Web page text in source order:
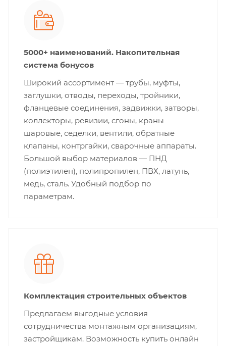
5000+ наименований. Накопительная
система бонусов
Широкий ассортимент — трубы, муфты,
заглушки, отводы, переходы, тройники,
фланцевые соединения, задвижки, затворы,
коллекторы, ревизии, сгоны, краны
шаровые, седелки, вентили, обратные
клапаны, контргайки, сварочные аппараты.
Большой выбор материалов — ПНД
(полиэтилен), полипропилен, ПВХ, латунь,
медь, сталь. Удобный подбор по
параметрам.
Комплектация строительных объектов
Предлагаем выгодные условия
сотрудничества монтажным организациям,
застройщикам. Возможность купить онлайн